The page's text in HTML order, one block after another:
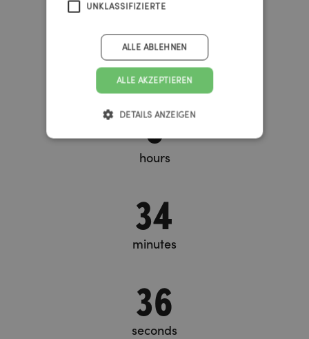
342
days
6
hours
34
minutes
36
seconds
UNKLASSIFIZIERTE
ALLE AKZEPTIEREN
ALLE ABLEHNEN
DETAILS ANZEIGEN